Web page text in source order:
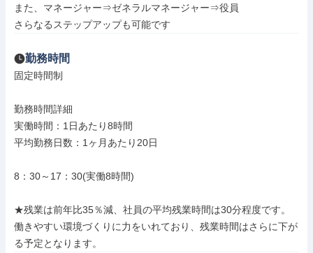
また、マネージャー⇒ゼネラルマネージャー⇒役員
さらなるステップアップも可能です
勤務時間
固定時間制
勤務時間詳細
実働時間：1日あたり8時間
平均勤務日数：1ヶ月あたり20日
8：30～17：30(実働8時間)
★残業は前年比35％減、社員の平均残業時間は30分程度です。
働きやすい環境づくりに力をいれており、残業時間はさらに下が
る予定となります。